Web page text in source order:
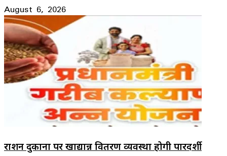
August 6, 2026
राशन दुकानों पर खाद्यान्न वितरण व्यवस्था होगी पारदर्शी